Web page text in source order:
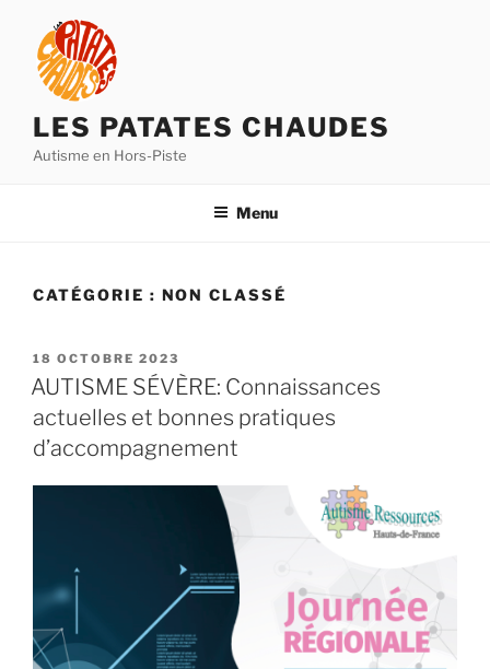
contenu
principal
LES PATATES CHAUDES
Autisme en Hors-Piste
Menu
CATÉGORIE : NON CLASSÉ
PUBLIÉ
LE
18 OCTOBRE 2023
AUTISME SÉVÈRE: Connaissances
actuelles et bonnes pratiques
d’accompagnement